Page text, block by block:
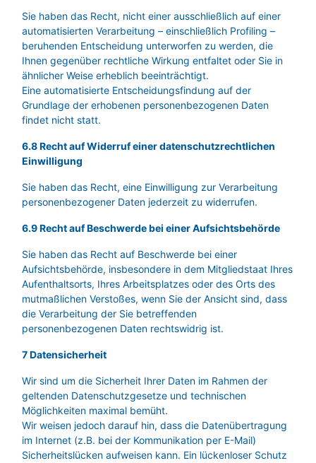
Sie haben das Recht, nicht einer ausschließlich auf einer
automatisierten Verarbeitung – einschließlich Profiling –
beruhenden Entscheidung unterworfen zu werden, die
Ihnen gegenüber rechtliche Wirkung entfaltet oder Sie in
ähnlicher Weise erheblich beeinträchtigt.
Eine automatisierte Entscheidungsfindung auf der
Grundlage der erhobenen personenbezogenen Daten
findet nicht statt.
6.8 Recht auf Widerruf einer datenschutzrechtlichen
Einwilligung
Sie haben das Recht, eine Einwilligung zur Verarbeitung
personenbezogener Daten jederzeit zu widerrufen.
6.9 Recht auf Beschwerde bei einer Aufsichtsbehörde
Sie haben das Recht auf Beschwerde bei einer
Aufsichtsbehörde, insbesondere in dem Mitgliedstaat Ihres
Aufenthaltsorts, Ihres Arbeitsplatzes oder des Orts des
mutmaßlichen Verstoßes, wenn Sie der Ansicht sind, dass
die Verarbeitung der Sie betreffenden
personenbezogenen Daten rechtswidrig ist.
7 Datensicherheit
Wir sind um die Sicherheit Ihrer Daten im Rahmen der
geltenden Datenschutzgesetze und technischen
Möglichkeiten maximal bemüht.
Wir weisen jedoch darauf hin, dass die Datenübertragung
im Internet (z.B. bei der Kommunikation per E-Mail)
Sicherheitslücken aufweisen kann. Ein lückenloser Schutz